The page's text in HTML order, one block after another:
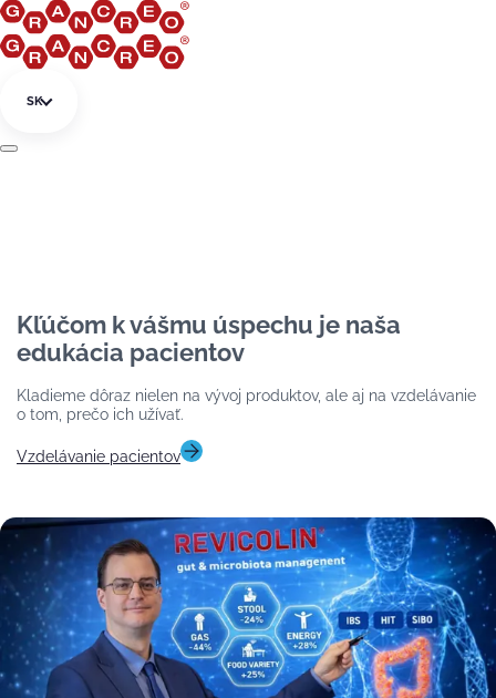
Preskočiť na obsah
SK
Kľúčom k vášmu úspechu je naša
edukácia pacientov
Kladieme dôraz nielen na vývoj produktov, ale aj na vzdelávanie
o tom, prečo ich užívať.
Vzdelávanie pacientov